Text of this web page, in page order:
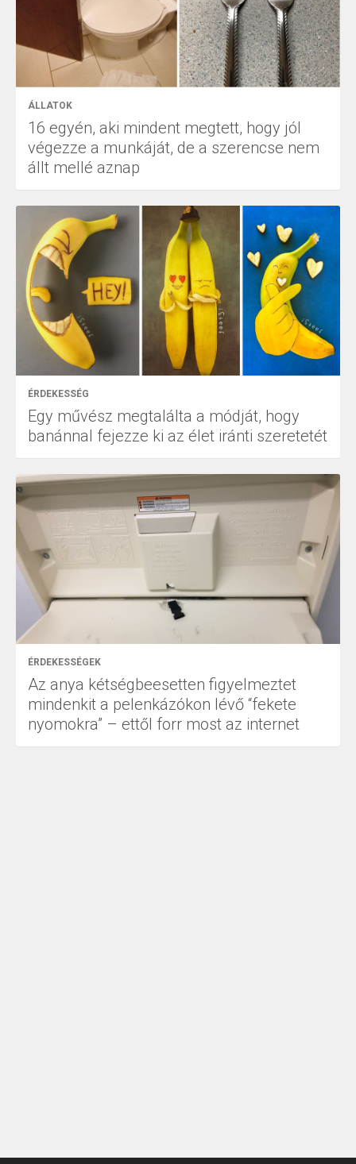
ÁLLATOK
16 egyén, aki mindent megtett, hogy jól
végezze a munkáját, de a szerencse nem
állt mellé aznap
ÉRDEKESSÉG
Egy művész megtalálta a módját, hogy
banánnal fejezze ki az élet iránti szeretetét
ÉRDEKESSÉGEK
Az anya kétségbeesetten figyelmeztet
mindenkit a pelenkázókon lévő “fekete
nyomokra” – ettől forr most az internet